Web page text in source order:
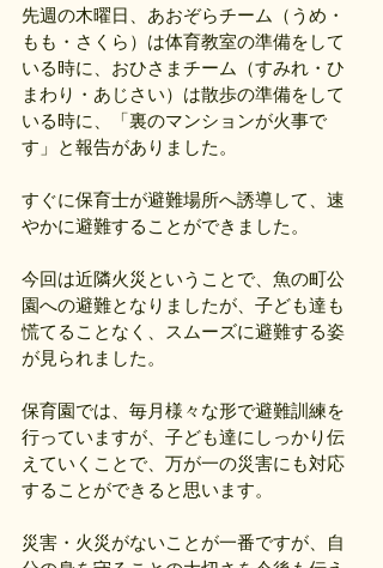
先週の木曜日、あおぞらチーム（うめ・
もも・さくら）は体育教室の準備をして
いる時に、おひさまチーム（すみれ・ひ
まわり・あじさい）は散歩の準備をして
いる時に、「裏のマンションが火事で
す」と報告がありました。
すぐに保育士が避難場所へ誘導して、速
やかに避難することができました。
今回は近隣火災ということで、魚の町公
園への避難となりましたが、子ども達も
慌てることなく、スムーズに避難する姿
が見られました。
保育園では、毎月様々な形で避難訓練を
行っていますが、子ども達にしっかり伝
えていくことで、万が一の災害にも対応
することができると思います。
災害・火災がないことが一番ですが、自